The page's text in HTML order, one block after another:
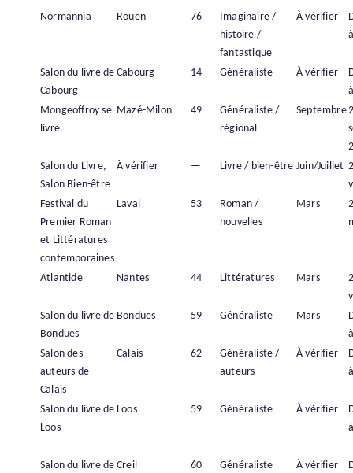
Normannia Rouen 76
Imaginaire /
histoire /
fantastique
À vérifier
Salon du livre de
Cabourg
Cabourg 14 Généraliste À vérifier
Mongeoffroy se
livre
Mazé-Milon 49
Généraliste /
régional
Septembre
Salon du Livre,
Salon Bien-être
À vérifier — Livre / bien-être Juin/Juillet
Festival du
Premier Roman
et Littératures
contemporaines
Laval 53
Roman /
nouvelles
Mars
Atlantide Nantes 44 Littératures Mars
Salon du livre de
Bondues
Bondues 59 Généraliste Mars
Salon des
auteurs de
Calais
Calais 62
Généraliste /
auteurs
À vérifier
Salon du livre de
Loos
Loos 59 Généraliste À vérifier
Salon du livre de Creil 60 Généraliste À vérifier